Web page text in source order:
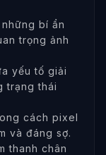
bí ẩn
trọng ảnh
yếu tố giải
trạng thái
cách pixel
và đáng sợ.
thanh chân